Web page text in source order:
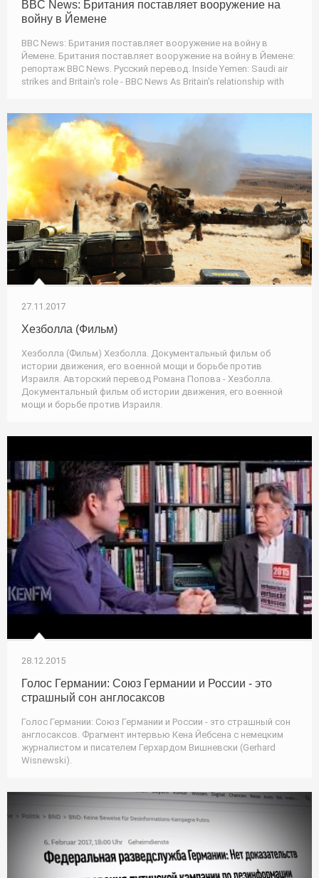
BBC News: Британия поставляет вооружение на
войну в Йемене
BBC News: Британия поставляет вооружение на войну в
Йемене. Британия поставляет вооружение на войну в Йемене:
репортаж BBC News. Русский перевод. Inside Yemen: Saudi air
strikes and Britain's role - BBC News As Britain's relationship with
27.11.2017
Хезболла (Фильм)
Хезболла (Фильм) Хезболла. Документальный фильм об
истории движения, его военной мощи и борьбе против
Израиля. Авторский перевод Романа Попова - Хезболла.
Документальный фильм об истории движения, его военной
мощи и борьбе против Израиля.
28.12.2015
Голос Германии: Союз Германии и России - это
страшный сон англосаксов
Голос Германии: Союз Германии и России - это страшный сон
англосаксов. Фрагмент интервью Кена Йебсена с немецким
журналистом и писателем Герхардом Вишневски (Gerhard
Wisnewski).